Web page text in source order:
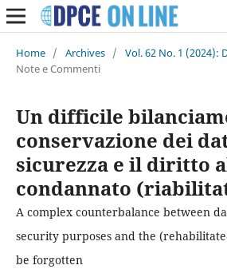
Home / Archives / Vol. 62 No. 1 (2024):
Note e Commenti
Un difficile
conservazione dei
sicurezza e il diritto
condannato
A complex counterbalance between
security purposes and the
be forgotten